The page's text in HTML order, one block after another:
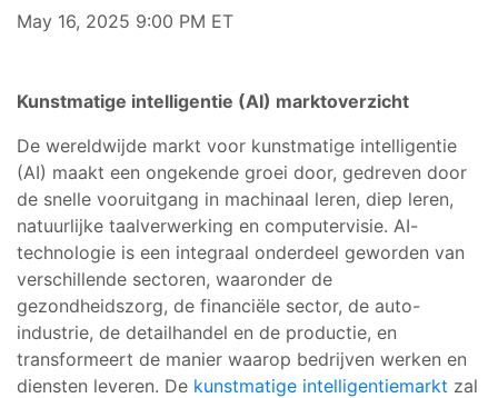
May 16, 2025 9:00 PM ET
Kunstmatige intelligentie (AI) marktoverzicht
De wereldwijde markt voor kunstmatige intelligentie
(AI) maakt een ongekende groei door, gedreven door
de snelle vooruitgang in machinaal leren, diep leren,
natuurlijke taalverwerking en computervisie. AI-
technologie is een integraal onderdeel geworden van
verschillende sectoren, waaronder de
gezondheidszorg, de financiële sector, de auto-
industrie, de detailhandel en de productie, en
transformeert de manier waarop bedrijven werken en
diensten leveren. De kunstmatige intelligentiemarkt zal